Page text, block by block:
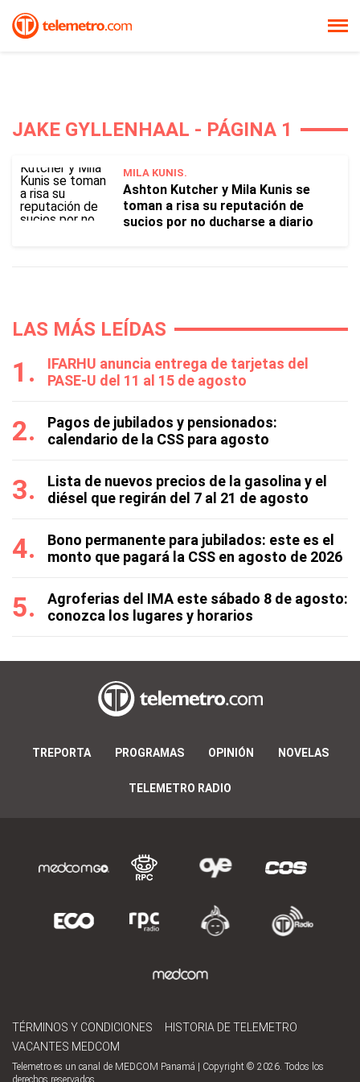
JAKE GYLLENHAAL - PÁGINA 1
MILA KUNIS.
Ashton Kutcher y Mila Kunis se
toman a risa su reputación de
sucios por no ducharse a diario
LAS MÁS LEÍDAS
IFARHU anuncia entrega de tarjetas del
PASE-U del 11 al 15 de agosto
Pagos de jubilados y pensionados:
calendario de la CSS para agosto
Lista de nuevos precios de la gasolina y el
diésel que regirán del 7 al 21 de agosto
Bono permanente para jubilados: este es el
monto que pagará la CSS en agosto de 2026
Agroferias del IMA este sábado 8 de agosto:
conozca los lugares y horarios
TREPORTA PROGRAMAS OPINIÓN NOVELAS
TELEMETRO RADIO
TÉRMINOS Y CONDICIONES
HISTORIA DE TELEMETRO
VACANTES MEDCOM
Telemetro es un canal de MEDCOM Panamá | Copyright © 2026. Todos los
derechos reservados.